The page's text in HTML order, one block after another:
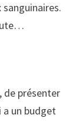
de présenter
un budget